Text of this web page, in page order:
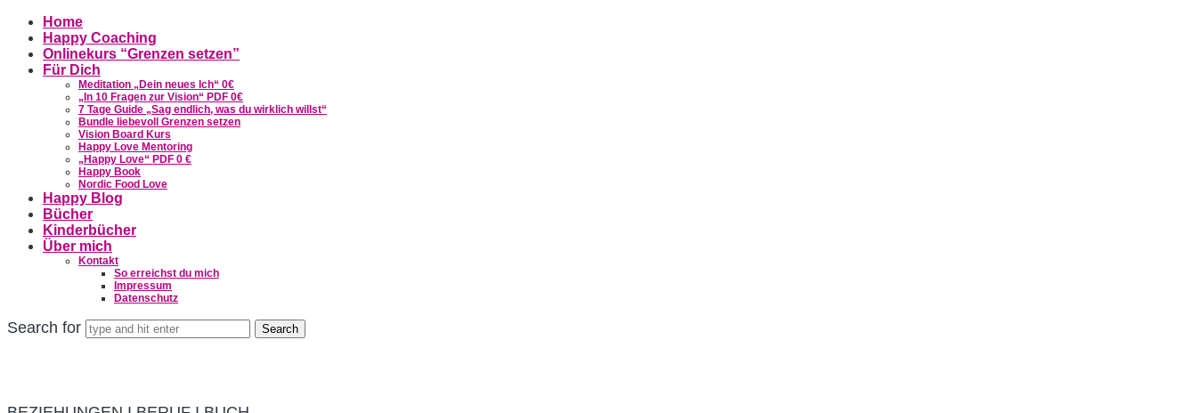
Home
Happy Coaching
Onlinekurs “Grenzen setzen”
Für Dich
Meditation „Dein neues Ich“ 0€
„In 10 Fragen zur Vision“ PDF 0€
7 Tage Guide „Sag endlich, was du wirklich willst“
Bundle liebevoll Grenzen setzen
Vision Board Kurs
Happy Love Mentoring
„Happy Love“ PDF 0 €
Happy Book
Nordic Food Love
Happy Blog
Bücher
Kinderbücher
Über mich
Kontakt
So erreichst du mich
Impressum
Datenschutz
Search for